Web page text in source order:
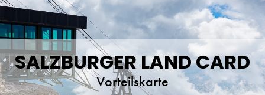
SALZBURGER LAND CARD
Vorteilskarte